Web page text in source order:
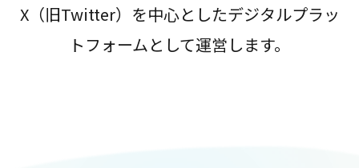
X（旧Twitter）を中心としたデジタルプラッ
トフォームとして運営します。